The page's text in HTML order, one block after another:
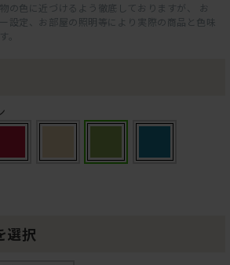
の色に近づけるよう徹底しておりますが、 お
設定、お部屋の照明等により実際の商品と色味
。
選択